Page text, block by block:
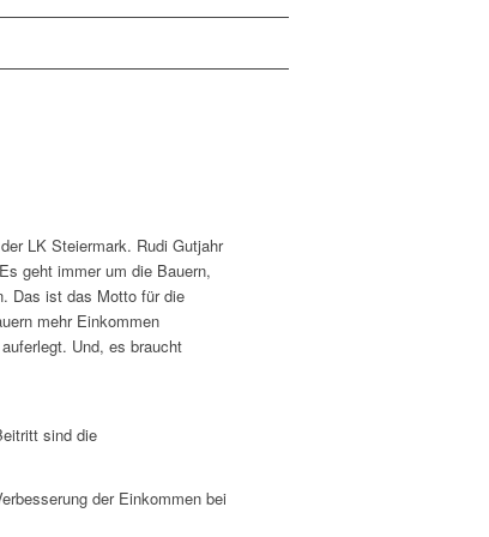
LK Steiermark. Rudi Gutjahr
geht immer um die Bauern,
Das ist das Motto für die
mehr Einkommen
Und, es braucht
sind die
der Einkommen bei